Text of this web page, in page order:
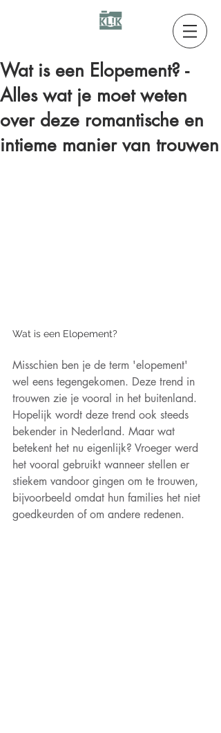
Wat is een Elopement? -
Alles wat je moet weten
over deze romantische en
intieme manier van trouwen
Wat is een Elopement?
Misschien ben je de term 'elopement'
wel eens tegengekomen. Deze trend in
trouwen zie je vooral in het buitenland.
Hopelijk wordt deze trend ook steeds
bekender in Nederland. Maar wat
betekent het nu eigenlijk? Vroeger werd
het vooral gebruikt wanneer stellen er
stiekem vandoor gingen om te trouwen,
bijvoorbeeld omdat hun families het niet
goedkeurden of om andere redenen.